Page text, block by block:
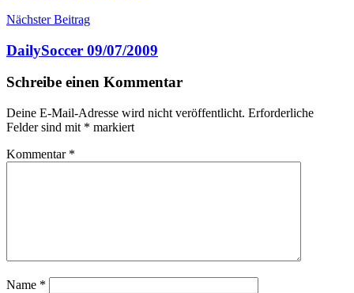
Nächster Beitrag
DailySoccer 09/07/2009
Schreibe einen Kommentar
Deine E-Mail-Adresse wird nicht veröffentlicht. Erforderliche
Felder sind mit * markiert
Kommentar *
Name *